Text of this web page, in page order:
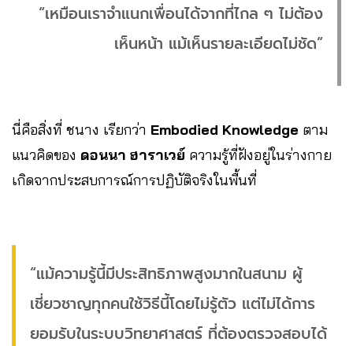
“เหมือนเราจำแนกเพื่อนได้จากที่ไกล ๆ ไม่ต้อง
เห็นหน้า แม้เห็นรายละเอียดไม่ชัด”
นี่คือสิ่งที่ ชนาง เรียกว่า Embodied Knowledge ตาม
แนวคิดของ ดอนนา ฮาราเวย์ ความรู้ที่ฝังอยู่ในร่างกาย
เกิดจากประสบการณ์การปฏิบัติจริงในพื้นที่
“แม้ความรู้นี้มีประสิทธิภาพสูงมากในสนาม ผู้
เชี่ยวชาญทุกคนใช้วิธีนี้โดยไม่รู้ตัว แต่ไม่ได้การ
ยอมรับในระบบวิทยาศาสตร์ ที่ต้องตรวจสอบได้